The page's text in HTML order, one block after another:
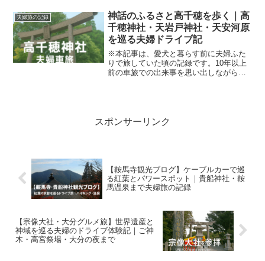
夫婦旅の記録
神話のふるさと高千穂を歩く｜高
千穂神社・天岩戸神社・天安河原
を巡る夫婦ドライブ記
※本記事は、愛犬と暮らす前に夫婦ふた
りで旅していた頃の記録です。10年以上
前の車旅での出来事を思い出しながら綴
スポンサーリンク
【鞍馬寺観光ブログ】ケーブルカーで巡
る紅葉とパワースポット｜貴船神社・鞍
馬温泉まで夫婦旅の記録
【宗像大社・大分グルメ旅】世界遺産と
神域を巡る夫婦のドライブ体験記｜ご神
木・高宮祭場・大分の夜まで